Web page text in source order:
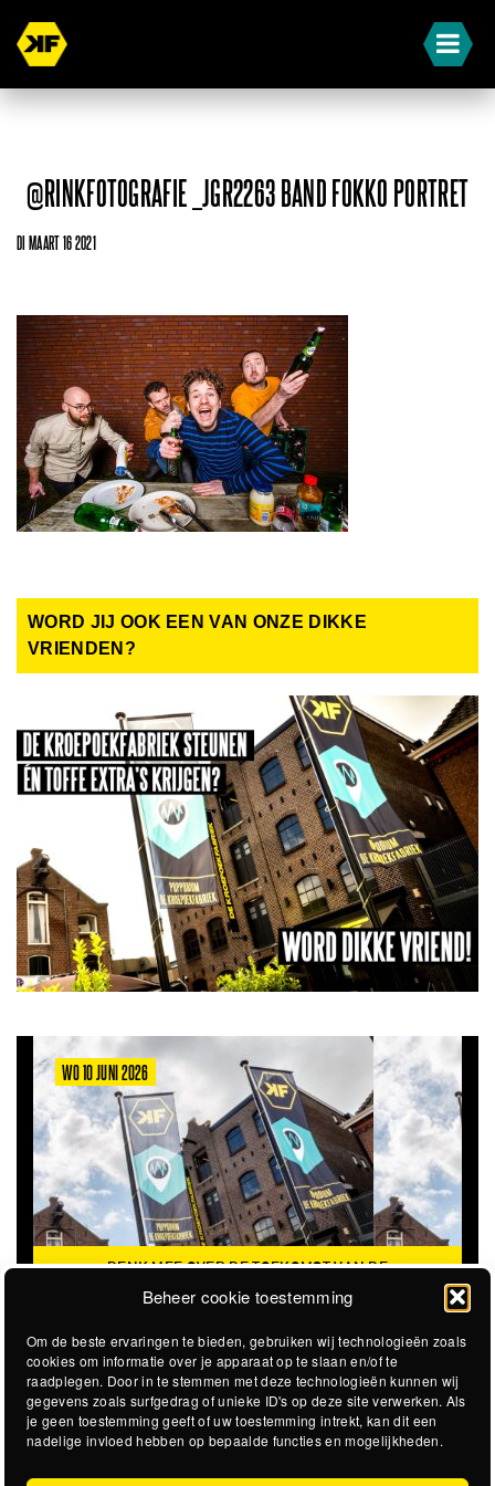
Beheer cookie toestemming
Om de beste ervaringen te bieden, gebruiken wij technologieën zoals
cookies om informatie over je apparaat op te slaan en/of te
raadplegen. Door in te stemmen met deze technologieën kunnen wij
gegevens zoals surfgedrag of unieke ID's op deze site verwerken. Als
je geen toestemming geeft of uw toestemming intrekt, kan dit een
nadelige invloed hebben op bepaalde functies en mogelijkheden.
@RINKFOTOGRAFIE _JGR2263 BAND FOKKO PORTRET
DI MAART 16 2021
WORD JIJ OOK EEN VAN ONZE DIKKE
VRIENDEN?
WO 10 JUNI 2026
DENK MEE OVER DE TOEKOMST VAN DE
KROEPOEKFABRIEK